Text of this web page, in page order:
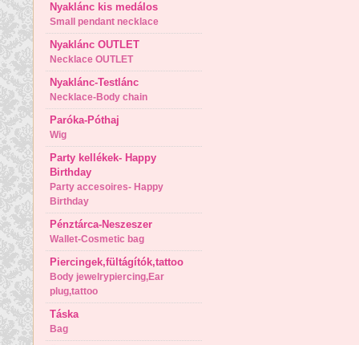
Nyaklánc kis medálos
Small pendant necklace
Nyaklánc OUTLET
Necklace OUTLET
Nyaklánc-Testlánc
Necklace-Body chain
Paróka-Póthaj
Wig
Party kellékek- Happy
Birthday
Party accesoires- Happy
Birthday
Pénztárca-Neszeszer
Wallet-Cosmetic bag
Piercingek,fültágítók,tattoo
Body jewelrypiercing,Ear
plug,tattoo
Táska
Bag